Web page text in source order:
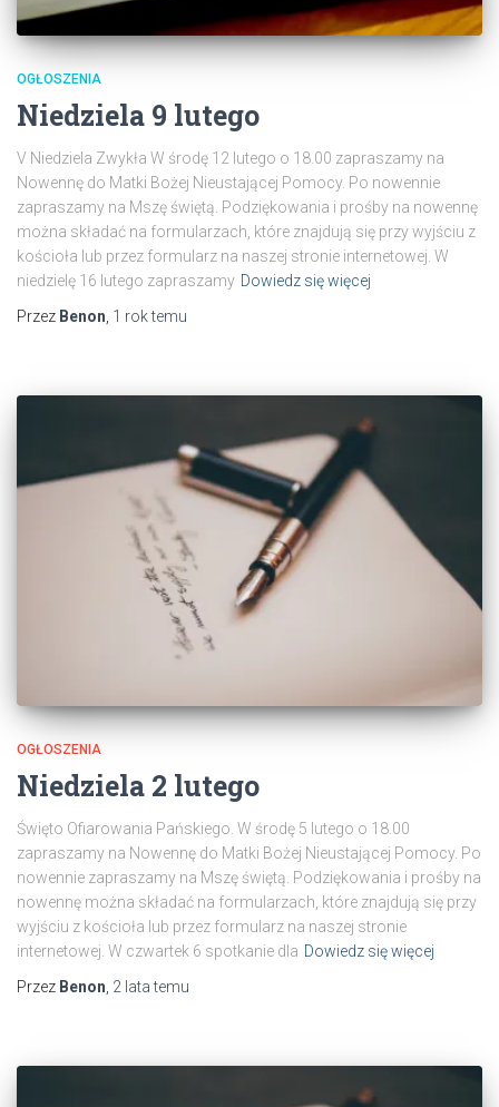
OGŁOSZENIA
Niedziela 9 lutego
V Niedziela Zwykła W środę 12 lutego o 18.00 zapraszamy na
Nowennę do Matki Bożej Nieustającej Pomocy. Po nowennie
zapraszamy na Mszę świętą. Podziękowania i prośby na nowennę
można składać na formularzach, które znajdują się przy wyjściu z
kościoła lub przez formularz na naszej stronie internetowej. W
niedzielę 16 lutego zapraszamy Dowiedz się więcej
Przez Benon, 1 roktemu
OGŁOSZENIA
Niedziela 2 lutego
Święto Ofiarowania Pańskiego. W środę 5 lutego o 18.00
zapraszamy na Nowennę do Matki Bożej Nieustającej Pomocy. Po
nowennie zapraszamy na Mszę świętą. Podziękowania i prośby na
nowennę można składać na formularzach, które znajdują się przy
wyjściu z kościoła lub przez formularz na naszej stronie
internetowej. W czwartek 6 spotkanie dla Dowiedz się więcej
Przez Benon 2 latatemu